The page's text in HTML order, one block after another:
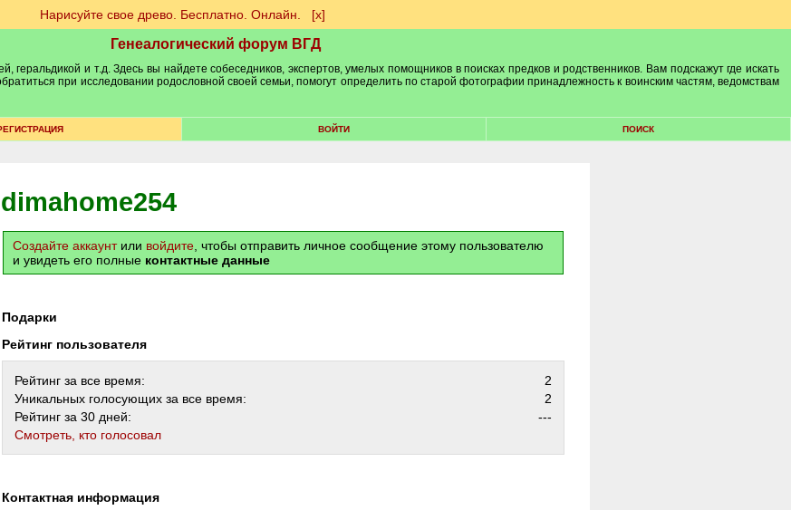
Нарисуйте свое древо. Бесплатно. Онлайн. [х]
Генеалогический форум ВГД
и т.д. Здесь вы найдете собеседников, экспертов, умелых помощников в поисках предков и родственников. Вам подскажут где искать
при исследовании родословной своей семьи, помогут определить по старой фотографии принадлежность к воинским частям, ведомствам
ВОЙТИ ПОИСК
dimahome254
Создайте аккаунтили войдите , чтобы отправить личное сообщение этому пользователю
и увидеть его полные контактные данные
Подарки
Рейтинг пользователя
Рейтинг за все время:
2
Уникальных голосующих за все время:
2
Рейтинг за 30 дней:
---
Cмотреть, кто голосовал
Контактная информация